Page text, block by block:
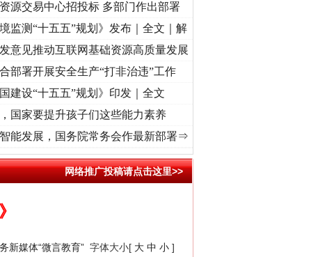
命 奋进复兴征程丨“转折之城”激荡..·[视频]牢记初心使命 奋进复兴征程丨红船起航处
源交易中心招投标 多部门作出部署
境监测“十五五”规划》发布｜全文｜解
意见推动互联网基础资源高质量发展
部署开展安全生产“打非治违”工作
国建设“十五五”规划》印发｜全文
国家要提升孩子们这些能力素养
能发展，国务院常务会作最新部署⇒
网络推广投稿请点击这里>>
新媒体“微言教育” 字体大小[ 大 中 小 ]